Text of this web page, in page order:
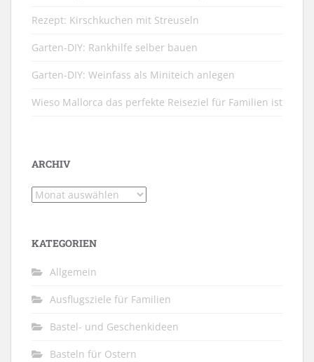
Rezept: Kirschkuchen mit Streuseln
Garten-DIY: Rankhilfe selber bauen
Garten-DIY: Weinfass als Miniteich anlegen
Wieso Mallorca das perfekte Reiseziel für Familien ist
ARCHIV
Archiv
KATEGORIEN
Allgemein
Ausflugsziele für Familien
Bastel- und Geschenkideen
Basteln für Ostern